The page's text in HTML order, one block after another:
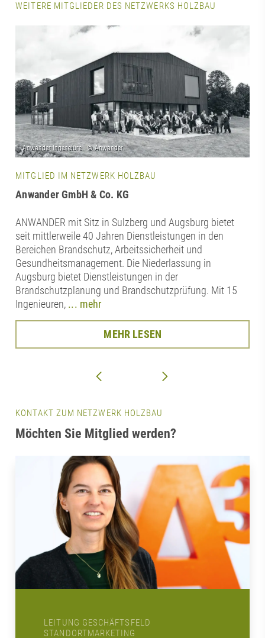
WEITERE MITGLIEDER DES NETZWERKS HOLZBAU
MITGLIED IM NETZWERK HOLZBAU
Anwander GmbH & Co. KG
ANWANDER mit Sitz in Sulzberg und Augsburg bietet
seit mittlerweile 40 Jahren Dienstleistungen in den
Bereichen Brandschutz, Arbeitssicherheit und
Gesundheitsmanagement. Die Niederlassung in
Augsburg bietet Dienstleistungen in der
Brandschutzplanung und Brandschutzprüfung. Mit 15
Ingenieuren, ... mehr
MEHR LESEN
KONTAKT ZUM NETZWERK HOLZBAU
Möchten Sie Mitglied werden?
LEITUNG GESCHÄFTSFELD
STANDORTMARKETING